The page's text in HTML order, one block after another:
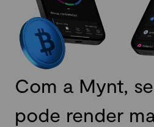
Com a Mynt,
pode render